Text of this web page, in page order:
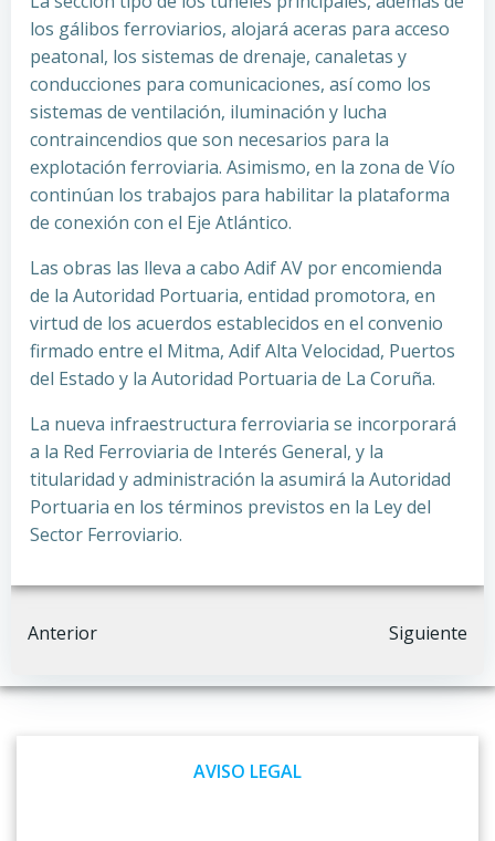
los gálibos ferroviarios, alojará aceras para acceso
peatonal, los sistemas de drenaje, canaletas y
conducciones para comunicaciones, así como los
sistemas de ventilación, iluminación y lucha
contraincendios que son necesarios para la
explotación ferroviaria. Asimismo, en la zona de Vío
continúan los trabajos para habilitar la plataforma
de conexión con el Eje Atlántico.
Las obras las lleva a cabo Adif AV por encomienda
de la Autoridad Portuaria, entidad promotora, en
virtud de los acuerdos establecidos en el convenio
firmado entre el Mitma, Adif Alta Velocidad, Puertos
del Estado y la Autoridad Portuaria de La Coruña.
La nueva infraestructura ferroviaria se incorporará
a la Red Ferroviaria de Interés General, y la
titularidad y administración la asumirá la Autoridad
Portuaria en los términos previstos en la Ley del
Sector Ferroviario.
Navegación
por
Anterior
Navegación
por
las
Siguiente
AVISO LEGAL